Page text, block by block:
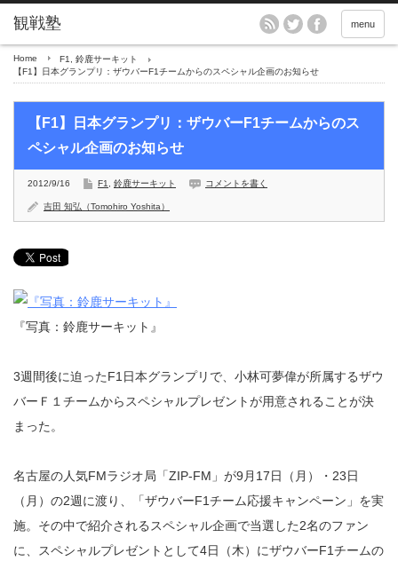
menu
Home F1
鈴鹿サーキット
【F1】日本グランプリ：ザウバーF1チームからのスペシャル企画のお知らせ
【F1】日本グランプリ：ザウバーF1チームからのス
ペシャル企画のお知らせ
2012/9/16 F1 鈴鹿サーキット コメントを書く
吉田 知弘（Tomohiro Yoshita）
『写真：鈴鹿サーキット』
3週間後に迫ったF1日本グランプリで、小林可夢偉が所属するザウ
バーＦ１チームからスペシャルプレゼントが用意されることが決
まった。
名古屋の人気FMラジオ局「ZIP-FM」が9月17日（月）・23日
（月）の2週に渡り、「ザウバーF1チーム応援キャンペーン」を実
施。その中で紹介されるスペシャル企画で当選した2名のファン
に、スペシャルプレゼントとして4日（木）にザウバーF1チームの